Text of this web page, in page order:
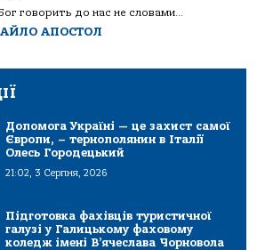
Бог говорить до нас не словами...
АПОСТОЛ
Допомога Україні — це захист самої
Європи, – тернополянин в Італії
Олесь Городецький
21:02, 3 Серпня, 2026
Підготовка фахівців туристичної
галузі у Галицькому фаховому
коледж імені В’ячеслава Чорновола